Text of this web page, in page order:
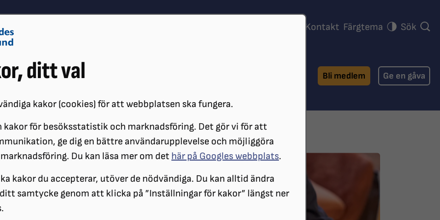
ditt val
kakor (cookies) för att webbplatsen ska fungera.
kakor för besöksstatistik och marknadsföring. Det gör vi för att
ge dig en bättre användarupplevelse och möjliggöra
Du kan läsa mer om det här på Googles webbplats.
kakor du accepterar, utöver de nödvändiga. Du kan alltid ändra
samtycke genom att klicka på ”Inställningar för kakor” längst ner
Kontakt Färgtema Sök
Påverkansarbete
Bli medlem Ge en gåva
TILL SRF